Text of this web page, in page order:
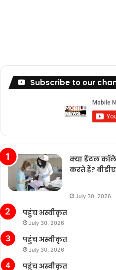
Subscribe to our
क्या डेंटल
करते हैं?
July 30, 2026
पहुंच अस्वीकृत
July 30, 2026
पहुंच अस्वीकृत
July 30, 2026
पहुंच अस्वीकृत